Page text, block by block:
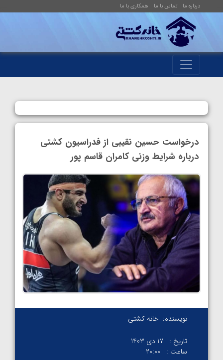
درباره ما تماس با ما همکاری با ما
درخواست حسین نقیبی از فدراسیون کشتی
درباره شرایط وزنی کامران قاسم پور
نویسنده: خانه کشتی
تاریخ : 17 دی 1403
ساعت :
۲۰:۰۰